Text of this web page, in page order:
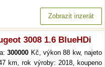
Zobrazit inzerát
3008 1.6 BlueHDi
300000 Kč, výkon 88 kw, najeto
km, rok výroby: 2018, koupeno